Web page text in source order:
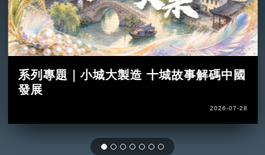
系列專題｜小城大製造 十城故事解碼中國
發展
2026-07-28